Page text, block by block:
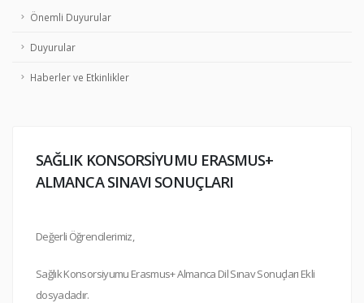
Önemli Duyurular
Duyurular
Haberler ve Etkinlikler
SAĞLIK KONSORSİYUMU ERASMUS+
ALMANCA SINAVI SONUÇLARI
Değerli Öğrencilerimiz,
Sağlık Konsorsiyumu Erasmus+ Almanca Dil Sınav Sonuçları Ekli
dosyadadır.